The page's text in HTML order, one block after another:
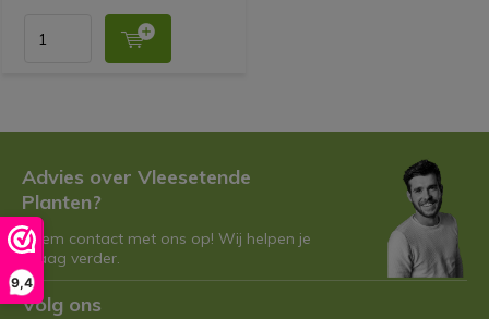
9,4
Advies over Vleesetende
Planten?
Neem contact met ons op! Wij helpen je
graag verder.
Volg ons